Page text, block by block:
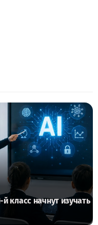
класс начнут изучать